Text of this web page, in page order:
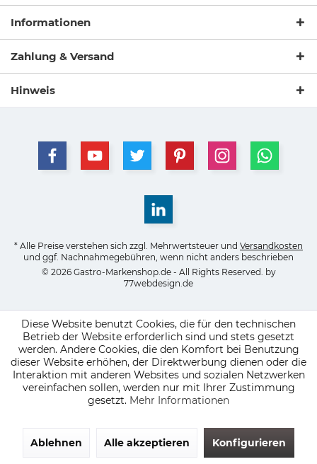
Informationen
Zahlung & Versand
Hinweis
* Alle Preise verstehen sich zzgl. Mehrwertsteuer und Versandkosten
und ggf. Nachnahmegebühren, wenn nicht anders beschrieben
© 2026 Gastro-Markenshop.de - All Rights Reserved. by
77webdesign.de
Diese Website benutzt Cookies, die für den technischen
Betrieb der Website erforderlich sind und stets gesetzt
werden. Andere Cookies, die den Komfort bei Benutzung
dieser Website erhöhen, der Direktwerbung dienen oder die
Interaktion mit anderen Websites und sozialen Netzwerken
vereinfachen sollen, werden nur mit Ihrer Zustimmung
gesetzt. Mehr Informationen
Ablehnen Alle akzeptieren Konfigurieren